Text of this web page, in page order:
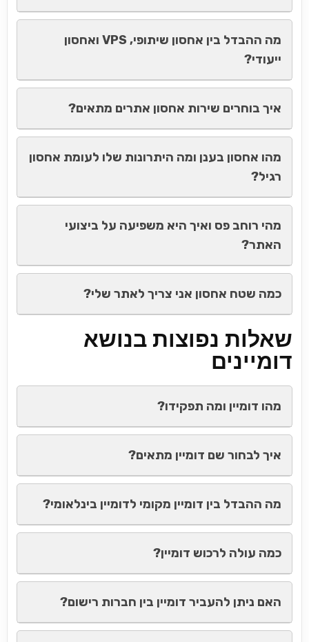
מה ההבדל בין אחסון שיתופי, VPS ואחסון
ייעודי?
איך בוחרים שירות אחסון אתרים מתאים?
מהו אחסון בענן ומה היתרונות שלו לעומת אחסון
רגיל?
מהי רוחב פס ואיך היא משפיעה על ביצועי
האתר?
כמה שטח אחסון אני צריך לאתר שלי?
שאלות נפוצות בנושא
דומיינים
מהו דומיין ומה תפקידו?
איך לבחור שם דומיין מתאים?
מה ההבדל בין דומיין מקומי לדומיין בינלאומי?
כמה עולה לרכוש דומיין?
האם ניתן להעביר דומיין בין חברות רישום?